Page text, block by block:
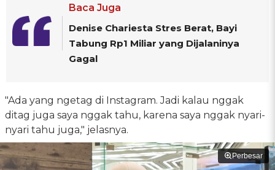
Baca Juga
Denise Chariesta Stres Berat, Bayi
Tabung Rp1 Miliar yang Dijalaninya
Gagal
"Ada yang ngetag di Instagram. Jadi kalau nggak
ditag juga saya nggak tahu, karena saya nggak nyari-
nyari tahu juga," jelasnya.
Perbesar